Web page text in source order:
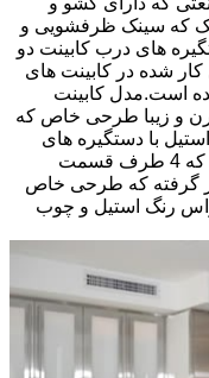
که سینک ظرفشویی و
های درب کابینت دو
کار شده در کابینت های
است.مدل کابینت
و زیبا طرحی خاص که
با دستگیره های
بزرگ و کابینت های سمت چپ ام دی اف که 4 طرف قسمت
گرفته که طرحی خاص
رنگ استیل و چوب